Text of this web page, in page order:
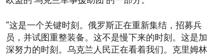
“这是一个关键时刻。俄罗斯正在重新集结，招募兵
员，并试图重整装备。这不是慢下来的时刻。这是加
深努力的时刻。乌克兰人民正在看着我们。克里姆林